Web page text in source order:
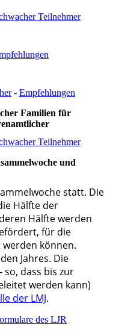
Teilnehmer
- Empfehlungen
Familien für
Teilnehmer
und
statt. Die
Hälfte der
Hälfte werden
für die
können.
Jahres. Die
so, dass bis zur
werden kann)
der LMJ.
des LJR